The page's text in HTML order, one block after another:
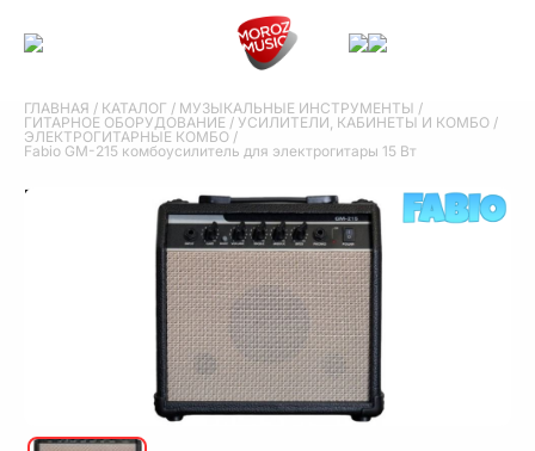
ГЛАВНАЯ / КАТАЛОГ / МУЗЫКАЛЬНЫЕ ИНСТРУМЕНТЫ /
ГИТАРНОЕ ОБОРУДОВАНИЕ / УСИЛИТЕЛИ, КАБИНЕТЫ И КОМБО /
ЭЛЕКТРОГИТАРНЫЕ КОМБО /
Fabio GM-215 комбоусилитель для электрогитары 15 Вт
Fabio GM-215 комбоусилитель
для электрогитары 15 Вт
Fabio GM-215 комбоусилитель для электрогитары 15 Вт